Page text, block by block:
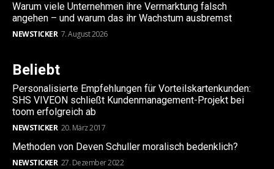
Warum viele Unternehmen ihre Vermarktung falsch
angehen – und warum das ihr Wachstum ausbremst
NEWSTICKER 7. August 2026
Beliebt
Personalisierte Empfehlungen für Vorteilskartenkunden:
SHS VIVEON schließt Kundenmanagement-Projekt bei
toom erfolgreich ab
NEWSTICKER 20. März 2017
Methoden von Deven Schuller moralisch bedenklich?
NEWSTICKER 27. Dezember 2022